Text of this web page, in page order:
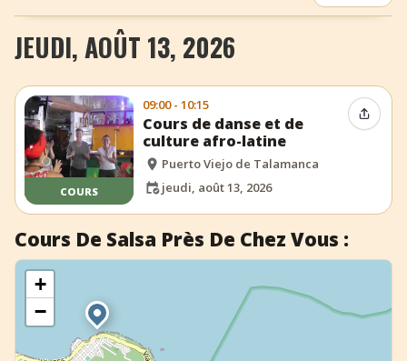
+ Ajouter un événement
JEUDI, AOÛT 13, 2026
COURS
09:00 - 10:15
Cours de danse et de
culture afro-latine
Puerto Viejo de Talamanca
jeudi, août 13, 2026
Cours De Salsa Près De Chez Vous :
+
−